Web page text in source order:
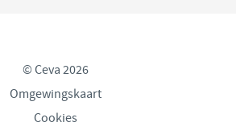
© Ceva 2026
Omgewingskaart
Cookies